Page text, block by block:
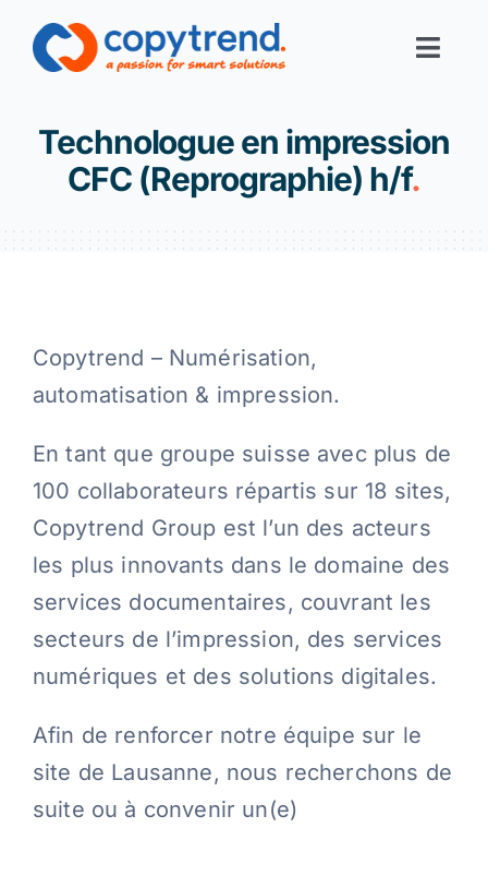
Print-Services
Digital-Services
Links
Contact
Blog
Technologue en impression
CFC (Reprographie) h/f.
Copytrend – Numérisation,
automatisation & impression.
En tant que groupe suisse avec plus de
100 collaborateurs répartis sur 18 sites,
Copytrend Group est l’un des acteurs
les plus innovants dans le domaine des
services documentaires, couvrant les
secteurs de l’impression, des services
numériques et des solutions digitales.
Afin de renforcer notre équipe sur le
site de Lausanne, nous recherchons de
suite ou à convenir un(e)